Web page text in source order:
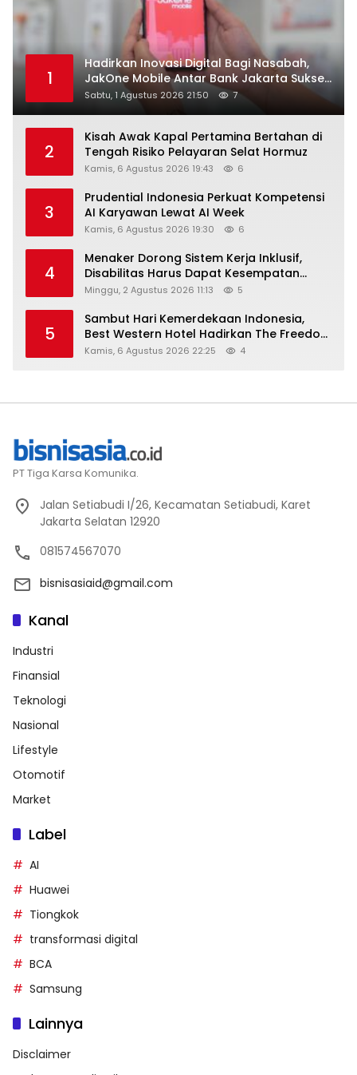
1
Hadirkan Inovasi Digital Bagi Nasabah,
JakOne Mobile Antar Bank Jakarta Sukses
Raih Digital Excellence Awards 2026
Sabtu, 1 Agustus 2026 21:50 7
2
Kisah Awak Kapal Pertamina Bertahan di
Tengah Risiko Pelayaran Selat Hormuz
Kamis, 6 Agustus 2026 19:43 6
3
Prudential Indonesia Perkuat Kompetensi
AI Karyawan Lewat AI Week
Kamis, 6 Agustus 2026 19:30 6
4
Menaker Dorong Sistem Kerja Inklusif,
Disabilitas Harus Dapat Kesempatan
Setara
Minggu, 2 Agustus 2026 11:13 5
5
Sambut Hari Kemerdekaan Indonesia,
Best Western Hotel Hadirkan The Freedom
Stay Diskon Hingga 45%
Kamis, 6 Agustus 2026 22:25 4
PT Tiga Karsa Komunika.
Jalan Setiabudi I/26, Kecamatan Setiabudi, Karet
Jakarta Selatan 12920
081574567070
bisnisasiaid@gmail.com
Kanal
Industri
Finansial
Teknologi
Nasional
Lifestyle
Otomotif
Market
Label
AI
Huawei
Tiongkok
transformasi digital
BCA
Samsung
Lainnya
Disclaimer